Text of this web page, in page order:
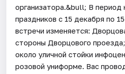
организатора.&bull; В период
праздников с 15 декабря по
встречи изменяется:
стороны Дворцового
около уличной стойки
розовой униформе. Вас